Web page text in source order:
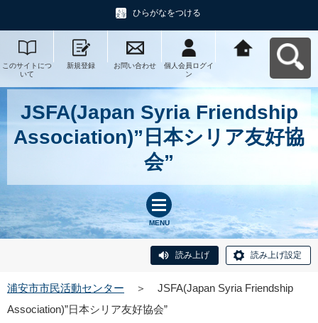
ひらがなをつける
このサイトにつ
いて
新規登録 お問い合わせ
個人会員ログイ
ン
JSFA(Japan Syria Friendship
Association)”日本シリア友好協
会”
MENU
読み上げ 読み上げ設定
浦安市市民活動センター ＞
JSFA(Japan Syria Friendship
Association)”日本シリア友好協会”